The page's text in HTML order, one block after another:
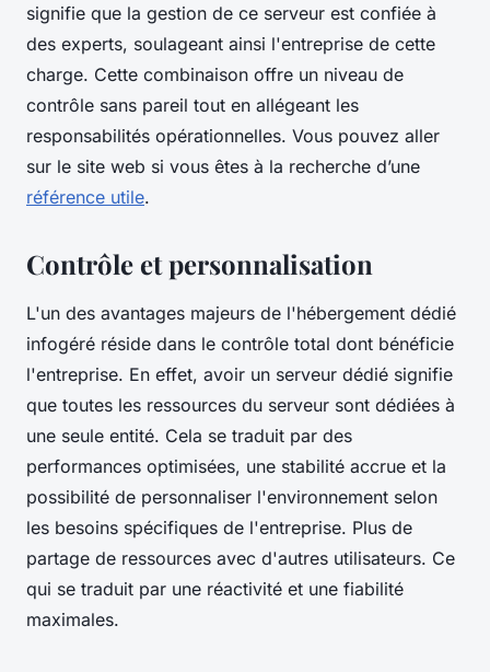
signifie que la gestion de ce serveur est confiée à
des experts, soulageant ainsi l'entreprise de cette
charge. Cette combinaison offre un niveau de
contrôle sans pareil tout en allégeant les
responsabilités opérationnelles. Vous pouvez aller
sur le site web si vous êtes à la recherche d’une
référence utile.
Contrôle et personnalisation
L'un des avantages majeurs de l'hébergement dédié
infogéré réside dans le contrôle total dont bénéficie
l'entreprise. En effet, avoir un serveur dédié signifie
que toutes les ressources du serveur sont dédiées à
une seule entité. Cela se traduit par des
performances optimisées, une stabilité accrue et la
possibilité de personnaliser l'environnement selon
les besoins spécifiques de l'entreprise. Plus de
partage de ressources avec d'autres utilisateurs. Ce
qui se traduit par une réactivité et une fiabilité
maximales.